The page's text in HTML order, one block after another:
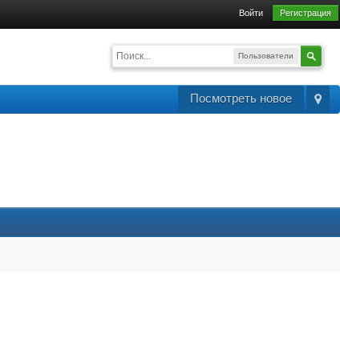
Войти Регистрация
Пользователи
Посмотреть новое